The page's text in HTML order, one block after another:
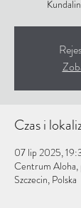
Czas i
07 lip 2025,
Centrum Aloha,
Szczecin, Polska